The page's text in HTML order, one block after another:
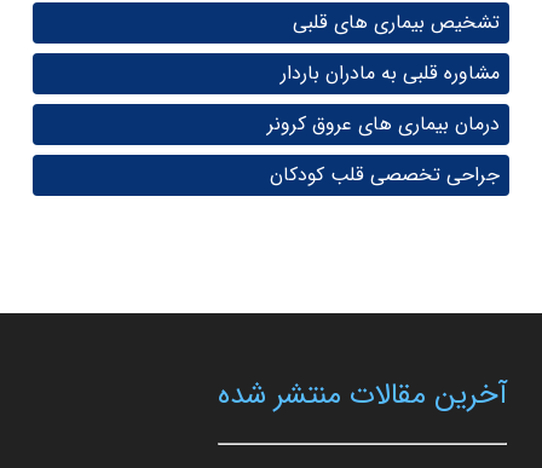
تشخیص بیماری های قلبی
مشاوره قلبی به مادران باردار
درمان بیماری های عروق کرونر
جراحی تخصصی قلب کودکان
آخرین مقالات منتشر شده